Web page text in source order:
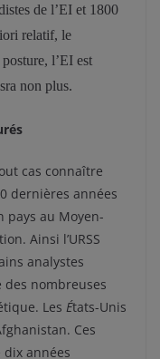
de l’EI et 1800
relatif, le
l’EI est
non plus.
cas connaître
dernières années
pays au Moyen-
Ainsi l’URSS
analystes
des nombreuses
Les États-Unis
Ces
années